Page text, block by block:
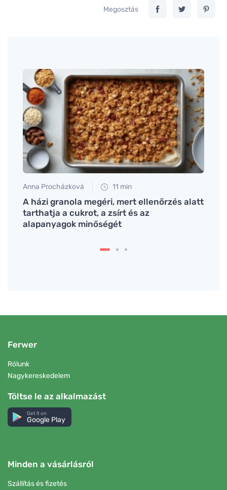
Megosztás
Anna Procházková 11 min
A házi granola megéri, mert ellenőrzés alatt
tarthatja a cukrot, a zsírt és az
alapanyagok minőségét
Ferwer
Rólunk
Nagykereskedelem
Töltse le az alkalmazást
Get it on
Google Play
Minden a vásárlásról
Szállítás és fizetés